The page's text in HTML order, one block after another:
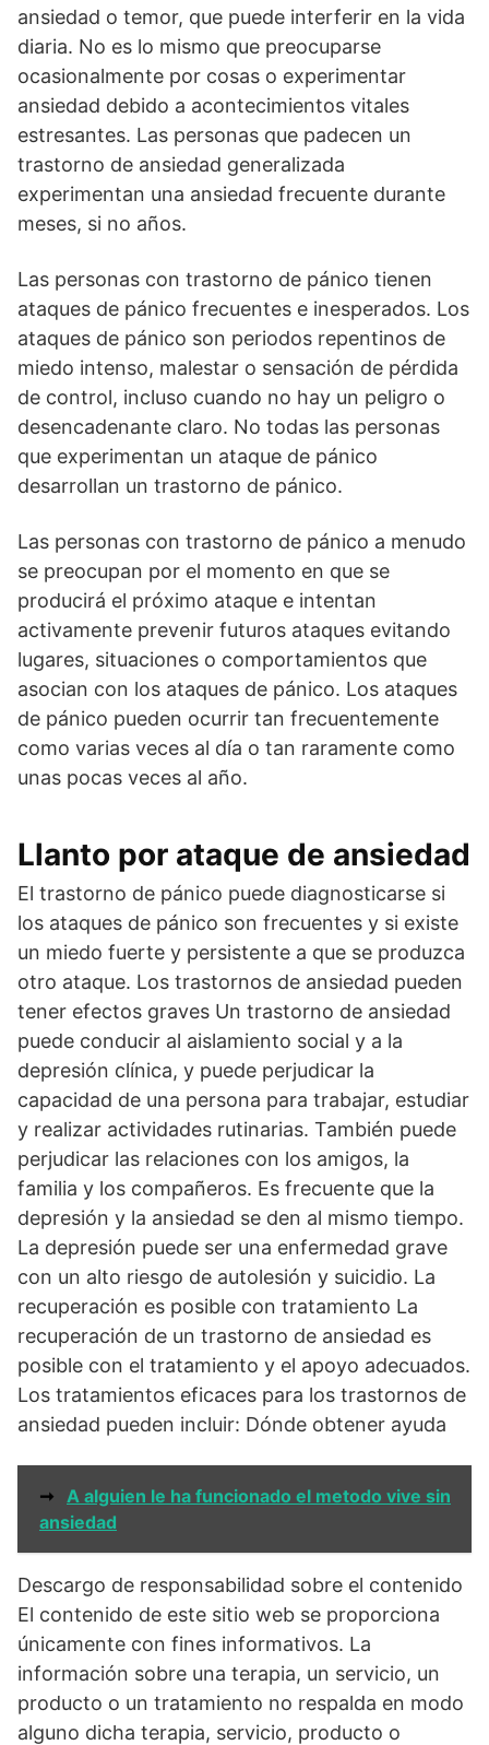
ansiedad o temor, que puede interferir en la vida
diaria. No es lo mismo que preocuparse
ocasionalmente por cosas o experimentar
ansiedad debido a acontecimientos vitales
estresantes. Las personas que padecen un
trastorno de ansiedad generalizada
experimentan una ansiedad frecuente durante
meses, si no años.
Las personas con trastorno de pánico tienen
ataques de pánico frecuentes e inesperados. Los
ataques de pánico son periodos repentinos de
miedo intenso, malestar o sensación de pérdida
de control, incluso cuando no hay un peligro o
desencadenante claro. No todas las personas
que experimentan un ataque de pánico
desarrollan un trastorno de pánico.
Las personas con trastorno de pánico a menudo
se preocupan por el momento en que se
producirá el próximo ataque e intentan
activamente prevenir futuros ataques evitando
lugares, situaciones o comportamientos que
asocian con los ataques de pánico. Los ataques
de pánico pueden ocurrir tan frecuentemente
como varias veces al día o tan raramente como
unas pocas veces al año.
Llanto por ataque de ansiedad
El trastorno de pánico puede diagnosticarse si
los ataques de pánico son frecuentes y si existe
un miedo fuerte y persistente a que se produzca
otro ataque. Los trastornos de ansiedad pueden
tener efectos graves Un trastorno de ansiedad
puede conducir al aislamiento social y a la
depresión clínica, y puede perjudicar la
capacidad de una persona para trabajar, estudiar
y realizar actividades rutinarias. También puede
perjudicar las relaciones con los amigos, la
familia y los compañeros. Es frecuente que la
depresión y la ansiedad se den al mismo tiempo.
La depresión puede ser una enfermedad grave
con un alto riesgo de autolesión y suicidio. La
recuperación es posible con tratamiento La
recuperación de un trastorno de ansiedad es
posible con el tratamiento y el apoyo adecuados.
Los tratamientos eficaces para los trastornos de
ansiedad pueden incluir: Dónde obtener ayuda
➞ A alguien le ha funcionado el metodo vive sin
ansiedad
Descargo de responsabilidad sobre el contenido
El contenido de este sitio web se proporciona
únicamente con fines informativos. La
información sobre una terapia, un servicio, un
producto o un tratamiento no respalda en modo
alguno dicha terapia, servicio, producto o